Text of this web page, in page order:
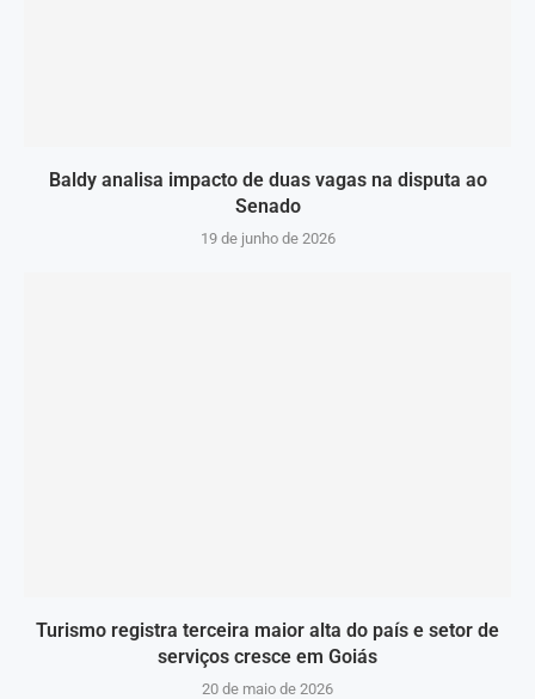
Baldy analisa impacto de duas vagas na disputa ao
Senado
19 de junho de 2026
Turismo registra terceira maior alta do país e setor de
serviços cresce em Goiás
20 de maio de 2026